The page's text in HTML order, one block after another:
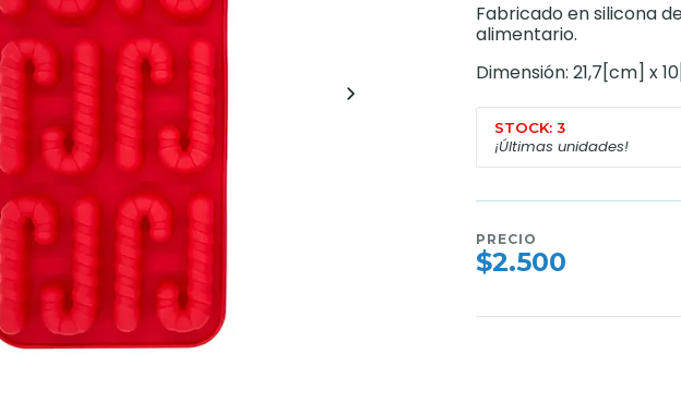
Fabricado en silicona
alimentario.
Dimensión: 21,7[cm] x
STOCK: 3
¡Últimas unidades!
PRECIO
$2.500